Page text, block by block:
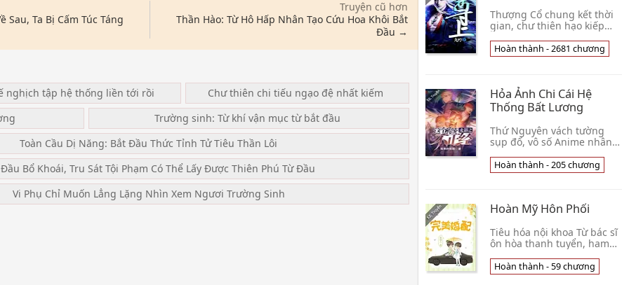
Sau, Ta Bị Cấm Túc Táng
Truyện cũ hơn
Thần Hào: Từ Hô Hấp Nhân Tạo Cứu Hoa Khôi Bắt
Đầu →
nghịch tập hệ thống liền tới rồi
Chư thiên chi tiếu ngạo đệ nhất kiếm
Trường sinh: Từ khí vận mục từ bắt đầu
Toàn Cầu Dị Năng: Bắt Đầu Thức Tỉnh Tử Tiêu Thần Lôi
Bổ Khoái, Tru Sát Tội Phạm Có Thể Lấy Được Thiên Phú Từ Đầu
Vi Phụ Chỉ Muốn Lẳng Lặng Nhìn Xem Ngươi Trường Sinh
Thượng Cổ chung kết thời
gian, chư thiên hạo kiếp
đầu Thẩm Phán thế gian tất
cả tội ác Là một người đã
Hoàn thành - 2681 chương
Hỏa Ảnh Chi Cái Hệ
Thống Bất Lương
Thứ Nguyên vách tường
sụp đổ, vô số Anime nhân
tại các cái vị diện Mạo
Hiểm, mà làm một cái Tam
Hoàn thành - 205 chương
Hoàn Mỹ Hôn Phối
Tiêu hóa nội khoa Từ bác sĩ
ôn hòa thanh tuyển, ham
mua thức ăn nấu cơm. Anh
ruột bởi vì thất tình nửa
Hoàn thành - 59 chương